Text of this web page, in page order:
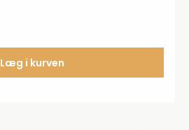
Læg i kurven